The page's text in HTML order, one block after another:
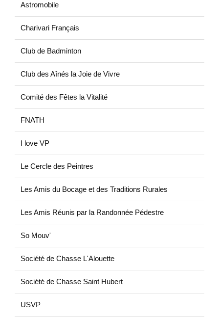
Astromobile
Charivari Français
Club de Badminton
Club des Aînés la Joie de Vivre
Comité des Fêtes la Vitalité
FNATH
I love VP
Le Cercle des Peintres
Les Amis du Bocage et des Traditions Rurales
Les Amis Réunis par la Randonnée Pédestre
So Mouv'
Société de Chasse L'Alouette
Société de Chasse Saint Hubert
USVP